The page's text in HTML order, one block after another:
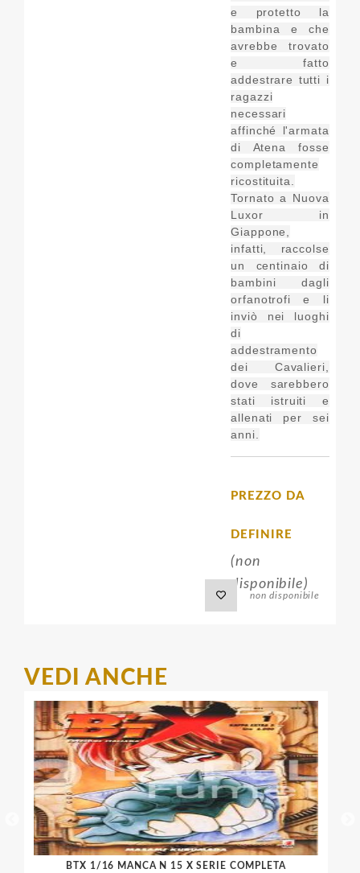
e protetto la
bambina e che
avrebbe trovato
e fatto
addestrare tutti i
ragazzi
necessari
affinché l'armata
di Atena fosse
completamente
ricostituita.
Tornato a Nuova
Luxor in
Giappone,
infatti, raccolse
un centinaio di
bambini dagli
orfanotrofi e li
inviò nei luoghi
di
addestramento
dei Cavalieri,
dove sarebbero
stati istruiti e
allenati per sei
anni.
PREZZO DA
DEFINIRE
(non
disponibile)
non disponibile
VEDI ANCHE
BTX 1/16 MANCA N 15 X SERIE COMPLETA